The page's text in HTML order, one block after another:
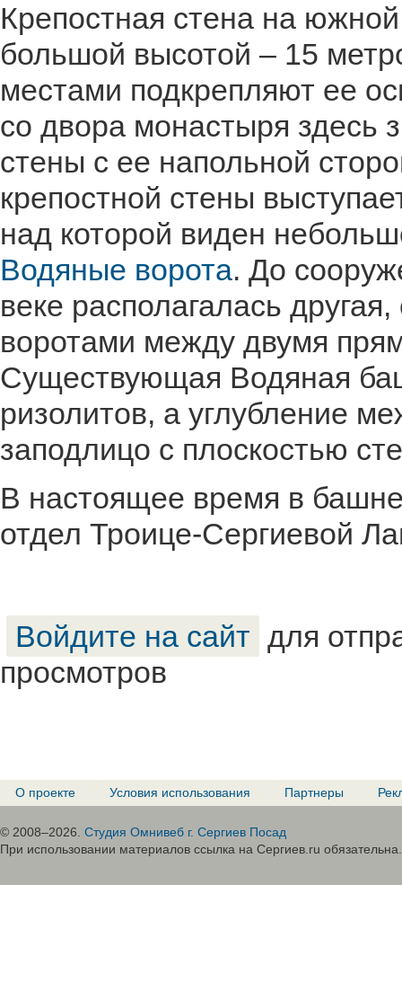
Крепостная стена на
большой высотой – 15
местами подкрепляют ее
со двора монастыря здесь
стены с ее напольной
крепостной стены
над которой виден
Водяные ворота. До
веке располагалась
воротами между двумя
Существующая Водяная
ризолитов, а углубление
заподлицо с плоскостью
В настоящее время в
отдел Троице-Сергиевой
Войдите на сайт для
просмотров
О проекте Условия использования Партнеры
© 2008–2026. Студия Омнивеб г. Сергиев Посад
При использовании материалов ссылка на Сергиев.ru обязательна.